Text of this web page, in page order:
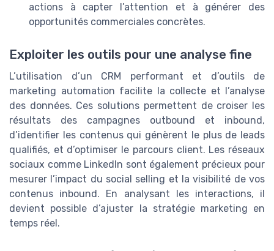
actions à capter l’attention et à générer des
opportunités commerciales concrètes.
Exploiter les outils pour une analyse fine
L’utilisation d’un CRM performant et d’outils de
marketing automation facilite la collecte et l’analyse
des données. Ces solutions permettent de croiser les
résultats des campagnes outbound et inbound,
d’identifier les contenus qui génèrent le plus de leads
qualifiés, et d’optimiser le parcours client. Les réseaux
sociaux comme LinkedIn sont également précieux pour
mesurer l’impact du social selling et la visibilité de vos
contenus inbound. En analysant les interactions, il
devient possible d’ajuster la stratégie marketing en
temps réel.